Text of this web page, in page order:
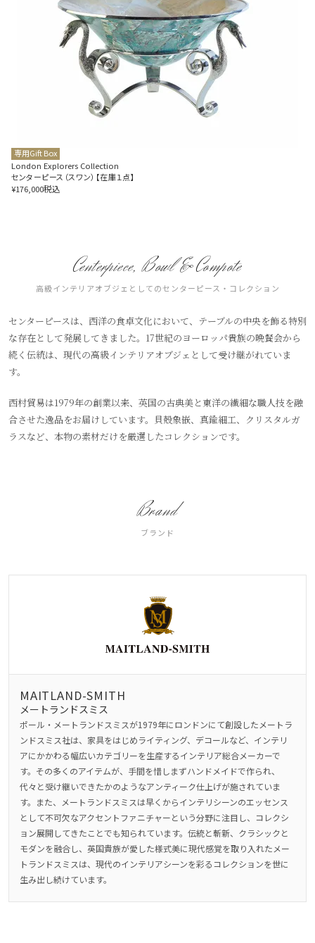
専用Gift Box
London Explorers Collection
センターピース（スワン）【在庫１点】
¥176,000税込
Centerpiece, Bowl & Compote
高級インテリアオブジェとしてのセンターピース・コレクション
センターピースは、西洋の食卓文化において、テーブルの中央を飾る特別
な存在として発展してきました。17世紀のヨーロッパ貴族の晩餐会から
続く伝統は、現代の高級インテリアオブジェとして受け継がれていま
す。
西村貿易は1979年の創業以来、英国の古典美と東洋の繊細な職人技を融
合させた逸品をお届けしています。貝殻象嵌、真鍮細工、クリスタルガ
ラスなど、本物の素材だけを厳選したコレクションです。
Brand
ブランド
MAITLAND-SMITH
メートランドスミス
ポール・メートランドスミスが1979年にロンドンにて創設したメートラ
ンドスミス社は、家具をはじめライティング、デコールなど、インテリ
アにかかわる幅広いカテゴリーを生産するインテリア総合メーカーで
す。その多くのアイテムが、手間を惜しまずハンドメイドで作られ、
代々と受け継いできたかのようなアンティーク仕上げが施されていま
す。また、メートランドスミスは早くからインテリシーンのエッセンス
として不可欠なアクセントファニチャーという分野に注目し、コレクシ
ョン展開してきたことでも知られています。伝統と斬新、クラシックと
モダンを融合し、英国貴族が愛した様式美に現代感覚を取り入れたメー
トランドスミスは、現代のインテリアシーンを彩るコレクションを世に
生み出し続けています。